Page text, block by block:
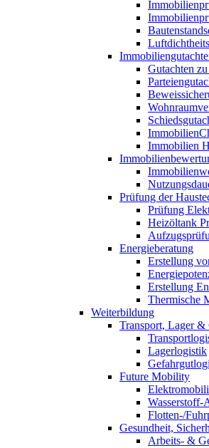
Gutachten
Immobilien
Prüfung der
Prüfung
Heizöltank
Energieberatung
Erstellung
Erstellung
Thermische
Weiterbildung
Transport, Lager &
Lagerlogistik
Future Mobility
Wasserstoff-
Flotten-/
Gesundheit,
Arbeits- &